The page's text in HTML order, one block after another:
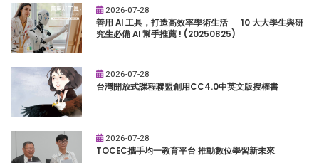
2026-07-28
善用 AI 工具，打造高效率學術生活──10 大大學生與研
究生必備 AI 幫手推薦 ! (20250825)
2026-07-28
台灣開放式課程聯盟創用CC4.0中英文版授權書
2026-07-28
TOCEC攜手均一教育平台 推動數位學習新未來